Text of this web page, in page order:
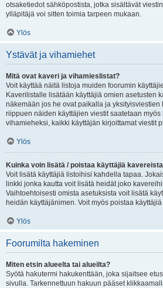
otsaketiedot sähköpostista, jotka sisältävät
ylläpitäjä voi sitten toimia tarpeen mukaan.
Ylös
Ystävät ja vihamiehet
Mitä ovat kaveri ja vihamieslistat?
Voit käyttää näitä listoja muiden foorumin
Kaverilistalle lisätään käyttäjiä omien asetusten
näkemään jos he ovat paikalla ja yksityisviestien
riippuen näiden käyttäjien viestit saatetaan myös
vihamieheksi, kaikki käyttäjän kirjoittamat viestit
Ylös
Kuinka voin lisätä / poistaa käyttäjiä
Voit lisätä käyttäjiä listoihisi kahdella tapaa.
linkki jonka kautta voit lisätä heidät joko
Vaihtoehtoisesti omista asetuksista voit lisätä
heidän käyttäjänimen. Voit myös poistaa
Ylös
Foorumilta hakeminen
Miten etsin alueelta tai alueilta?
Syötä hakutermi hakukenttään, joka sijaitsee
sivulla. Tarkennettuun hakuun pääset